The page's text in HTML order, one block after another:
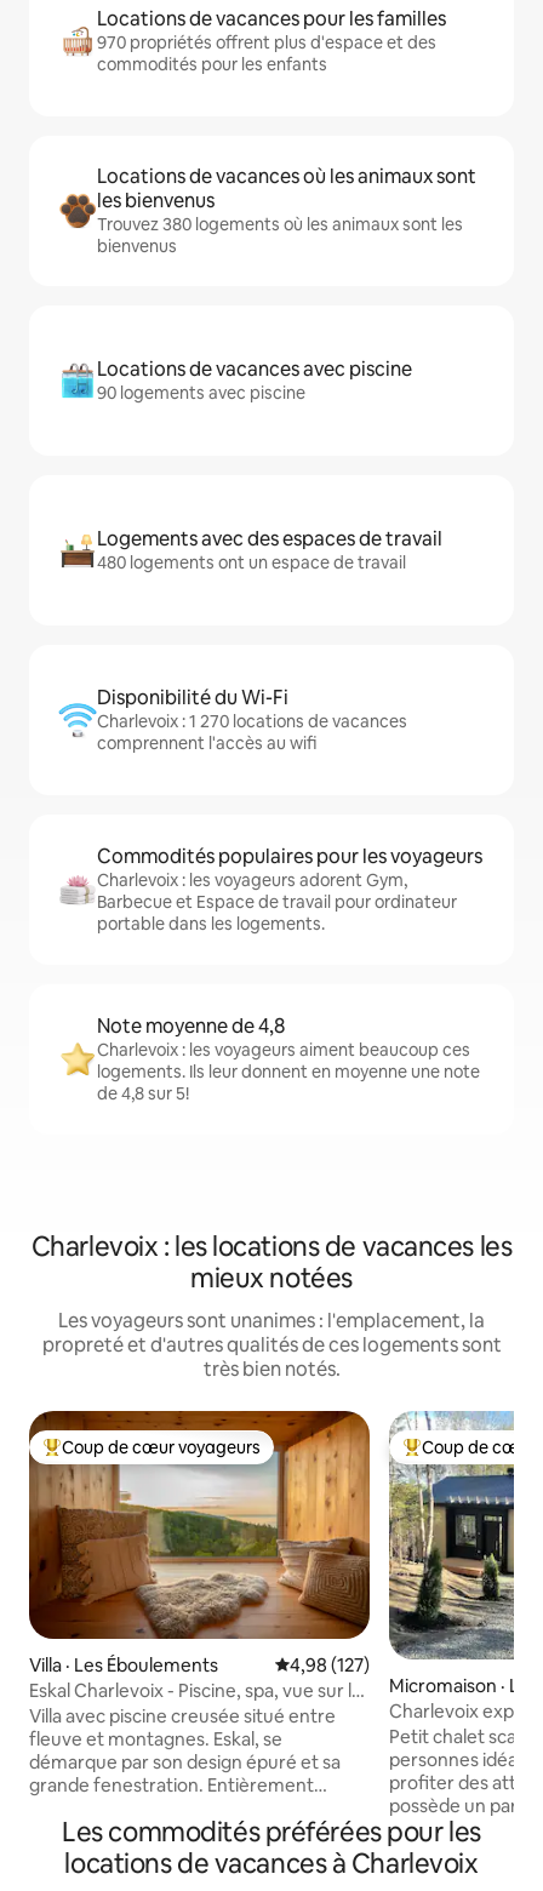
Locations de vacances pour les familles
970 propriétés offrent plus d'espace et des
commodités pour les enfants
Locations de vacances où les animaux sont
les bienvenus
Trouvez 380 logements où les animaux sont les
bienvenus
Locations de vacances avec piscine
90 logements avec piscine
Logements avec des espaces de travail
480 logements ont un espace de travail
Disponibilité du Wi-Fi
Charlevoix : 1 270 locations de vacances
comprennent l'accès au wifi
Commodités populaires pour les voyageurs
Charlevoix : les voyageurs adorent Gym,
Barbecue et Espace de travail pour ordinateur
portable dans les logements.
Note moyenne de 4,8
Charlevoix : les voyageurs aiment beaucoup ces
logements. Ils leur donnent en moyenne une note
de 4,8 sur 5!
Charlevoix : les locations de vacances les
mieux notées
Les voyageurs sont unanimes : l'emplacement, la
propreté et d'autres qualités de ces logements sont
très bien notés.
Coup de cœur voyageurs parmi les plus aimés
Coup de cœur voyageurs
Villa · Les Éboulements Note moyenne de 4,98 sur 5,
4,98 (127)
Eskal Charlevoix - Piscine, spa, vue sur le
Fleuve
Villa avec piscine creusée situé entre
fleuve et montagnes. Eskal, se
démarque par son design épuré et sa
grande fenestration. Entièrement
foyers, 3 chambres spacieuses avec salle
de bain privée, 1 salle de jeux et sans
oublier 1 piscine creusée chauffée avec
Coup de cœur
Coup de cœur
Micromaison ·
nts
Charlevoix
pleine nature !
Petit chalet
personnes
profiter des
possède un
spa, hammam)
des bois, la vue
majestueux et les
Les commodités préférées pour les
locations de vacances à Charlevoix